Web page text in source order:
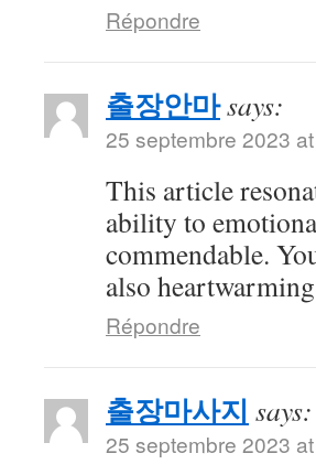
Répondre
출장안마says:
25 septembre 2023
This article
ability to
commendable.
also
Répondre
출장마사지 says:
25 septembre 2023